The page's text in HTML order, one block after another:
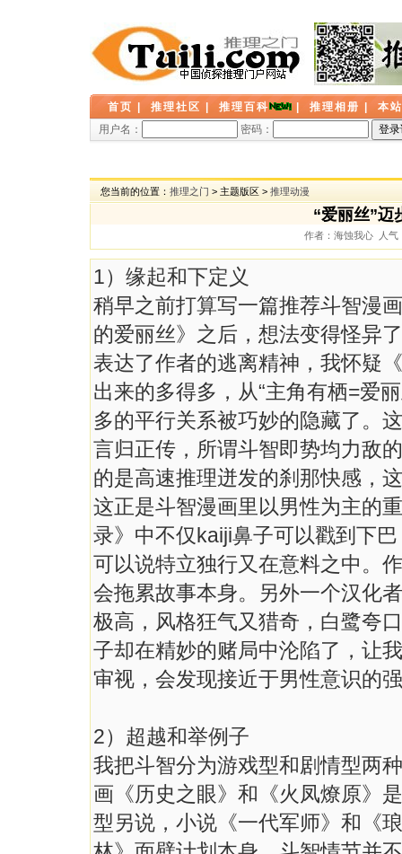
首页 推理社区 推理百科 推理相册
本
用户名：
密码：
您当前的位置： 推理之门 > 主题版区 > 推理动漫
“爱丽丝”迈
作者：海蚀我心 人气
1）缘起和下定义
稍早之前打算写一篇推荐斗智漫
的爱丽丝》之后，想法变得怪异
表达了作者的逃离精神，我怀疑
出来的多得多，从“主角有栖=爱
多的平行关系被巧妙的隐藏了。
言归正传，所谓斗智即势均力敌
的是高速推理迸发的刹那快感，
这正是斗智漫画里以男性为主的
录》中不仅kaiji鼻子可以戳到下
可以说特立独行又在意料之中。
会拖累故事本身。另外一个汉化
极高，风格狂气又猎奇，白鹭夸
子却在精妙的赌局中沦陷了，让
审视，会发现接近于男性意识的
2）超越和举例子
我把斗智分为游戏型和剧情型两
画《历史之眼》和《火凤燎原》
型另说，小说《一代军师》和《